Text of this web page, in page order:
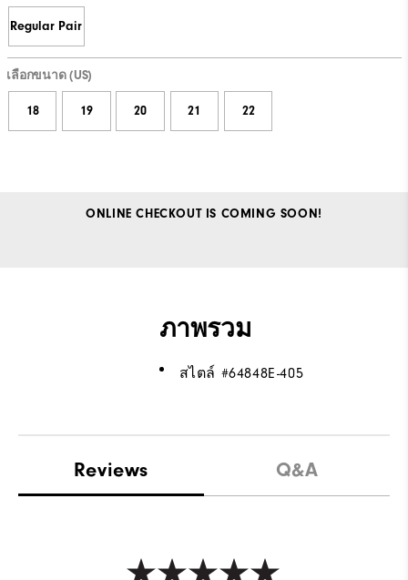
Regular Pair
เลือกขนาด (US)
18 19 20 21 22
ONLINE CHECKOUT IS COMING SOON!
ภาพรวม
สไตล์ #64848E-405
Reviews Q&A